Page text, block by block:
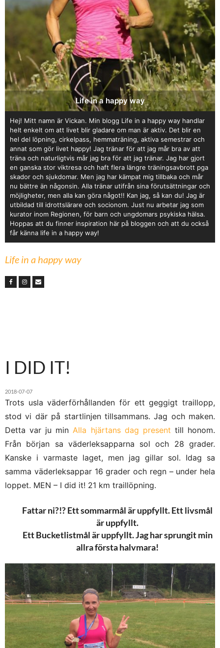
Life in a happy way
Hej! Mitt namn är Vickan. Min blogg Life in a happy way handlar
helt enkelt om att livet blir gladare om man är aktiv. Det blir en
hel del löpning, cirkelpass, hemmaträning, aktiva semestrar och
annat som gör livet happy! Jag tränar för att jag mår bra av att
träna och naturligtvis mår jag bra för att jag tränar. Jag har gjort
en ganska stor viktresa och haft flera längre träningsavbrott pga
skador och sjukdomar. Men jag har kämpat mig tillbaka och mår
nu bättre än någonsin. Alla tränar utifrån sina förutsättningar och
möjligheter, men alla kan göra något!! Kan jag, så kan du! Jag är
utbildad till idrottslärare och socionom. Just nu arbetar jag som
kurator inom Regionen, för barn och ungdomars psykiska hälsa.
Hoppas att du finner inspiration här på bloggen och att du också
får känna life in a happy way!
Life in a happy way
I DID IT!
2018-07-07
Trots usla väderförhållanden för ett geggigt traillopp,
stod vi där på startlinjen tillsammans. Jag och maken.
Detta var ju minAlla hjärtans dag present till honom.
Från början sa väderleksapparna sol och 28 grader.
Kanske i varmaste laget, men jag gillar sol. Idag sa
samma väderleksappar 16 grader och regn – under hela
loppet. MEN – I did it! 21 km traillöpning.
Fattar ni?!? Ett sommarmål är uppfyllt. Ett livsmål
är uppfyllt.
Ett Bucketlistmål är uppfyllt. Jag har sprungit min
allra första halvmara!